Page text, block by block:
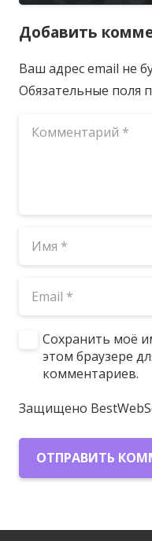
Добавить
Ваш адрес email не
Обязательные поля
Сохранить моё
этом браузере
комментариев.
Защищено
ОТПРАВИТЬ